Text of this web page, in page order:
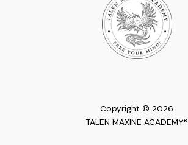
Copyright © 2026
TALEN MAXINE ACADEMY®